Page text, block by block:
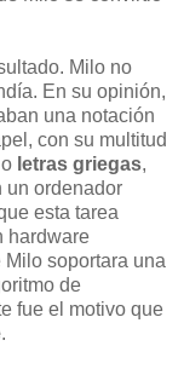
Milo no
En su opinión,
una notación
con su multitud
letras griegas,
un ordenador
esta tarea
hardware
soportara una
de
fue el motivo que
.